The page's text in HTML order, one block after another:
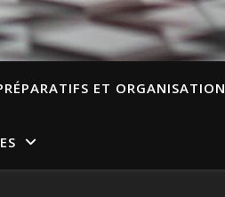
ET ORGANISATION